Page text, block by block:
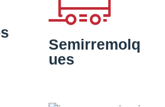
Semirremolq
ues